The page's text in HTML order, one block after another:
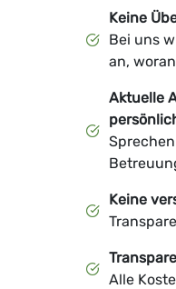
Keine
Bei uns
an,
Aktuelle
Keine
Alle